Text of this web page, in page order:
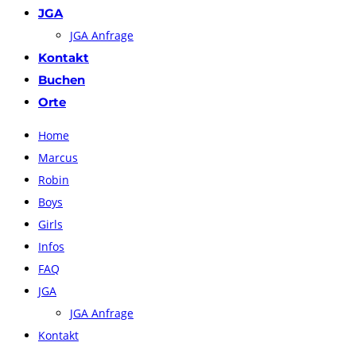
JGA
JGA Anfrage
Kontakt
Buchen
Orte
Home
Marcus
Robin
Boys
Girls
Infos
FAQ
JGA
JGA Anfrage
Kontakt